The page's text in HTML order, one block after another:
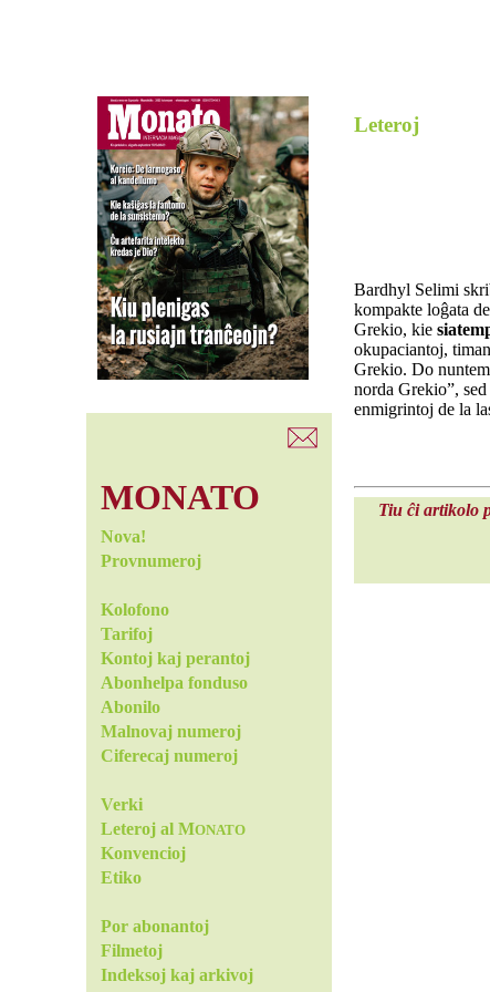
MONATO
Nova!
Provnumeroj
Kolofono
Tarifoj
Kontoj kaj perantoj
Abonhelpa fonduso
Abonilo
Malnovaj numeroj
Ciferecaj numeroj
Verki
Leteroj al MONATO
Konvencioj
Etiko
Por abonantoj
Filmetoj
Indeksoj kaj arkivoj
Leteroj
Bardhyl Selimi
kompakte loĝata
Grekio, kie
okupaciantoj,
Grekio. Do
norda Grekio”,
enmigrintoj de la
Tiu ĉi artikolo